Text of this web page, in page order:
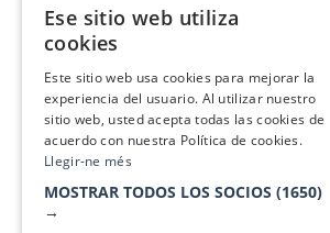
Ese sitio web utiliza
cookies
Este sitio web usa cookies para mejorar la
experiencia del usuario. Al utilizar nuestro
sitio web, usted acepta todas las cookies de
acuerdo con nuestra Política de cookies.
Llegir-ne més
MOSTRAR TODOS LOS SOCIOS (1650)
→